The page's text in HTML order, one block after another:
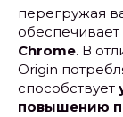
перегружая
Chrome. В
Origin
способствует
повышению